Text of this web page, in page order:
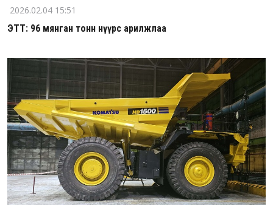
2026.02.04 15:51
ЭТТ: 96 мянган тонн нүүрс арилжлаа